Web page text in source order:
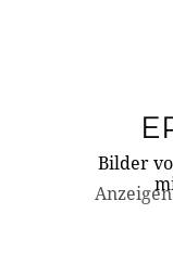
Bilder
Anzeigen